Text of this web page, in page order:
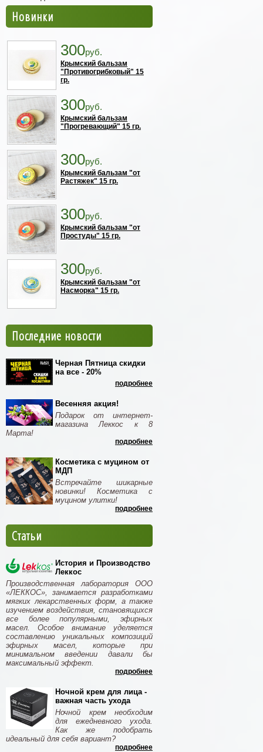
Новинки
300руб.
Крымский бальзам
"Противогрибковый" 15
гр.
300руб.
Крымский бальзам
"Прогревающий" 15 гр.
300руб.
Крымский бальзам "от
Растяжек" 15 гр.
300руб.
Крымский бальзам "от
Простуды" 15 гр.
300руб.
Крымский бальзам "от
Насморка" 15 гр.
Последние новости
Черная Пятница скидки
на все - 20%
подробнее
Весенняя акция!
Подарок от интернет-
магазина Леккос к 8
Марта!
подробнее
Косметика с муцином от
МДП
Встречайте шикарные
новинки! Косметика с
муцином улитки!
подробнее
Статьи
История и Производство
Леккос
Производственная лаборатория ООО
«ЛЕККОС», занимается разработками
мягких лекарственных форм, а также
изучением воздействия, становящихся
все более популярными, эфирных
масел. Особое внимание уделяется
составлению уникальных композиций
эфирных масел, которые при
минимальном введении давали бы
максимальный эффект.
подробнее
Ночной крем для лица -
важная часть ухода
Ночной крем необходим
для ежедневного ухода.
Как же подобрать
идеальный для себя вариант?
подробнее